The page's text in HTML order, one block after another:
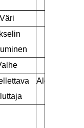
Väri
Aloittelija/